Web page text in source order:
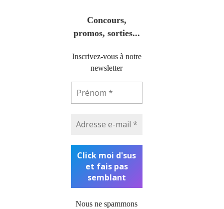
Concours,
promos, sorties...
Inscrivez-vous à notre
newsletter
Nous ne spammons